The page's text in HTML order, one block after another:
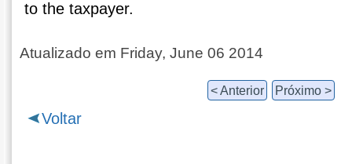
to the taxpayer.
Atualizado em Friday, June 06 2014
< Anterior Próximo >
Voltar